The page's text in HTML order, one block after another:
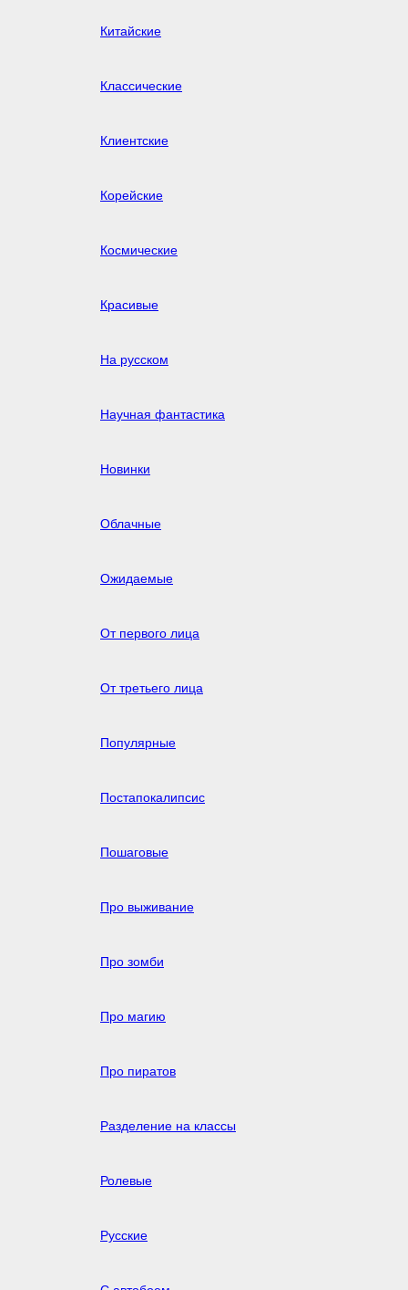
Китайские
Классические
Клиентские
Корейские
Космические
Красивые
На русском
Научная фантастика
Новинки
Облачные
Ожидаемые
От первого лица
От третьего лица
Популярные
Постапокалипсис
Пошаговые
Про выживание
Про зомби
Про магию
Про пиратов
Разделение на классы
Ролевые
Русские